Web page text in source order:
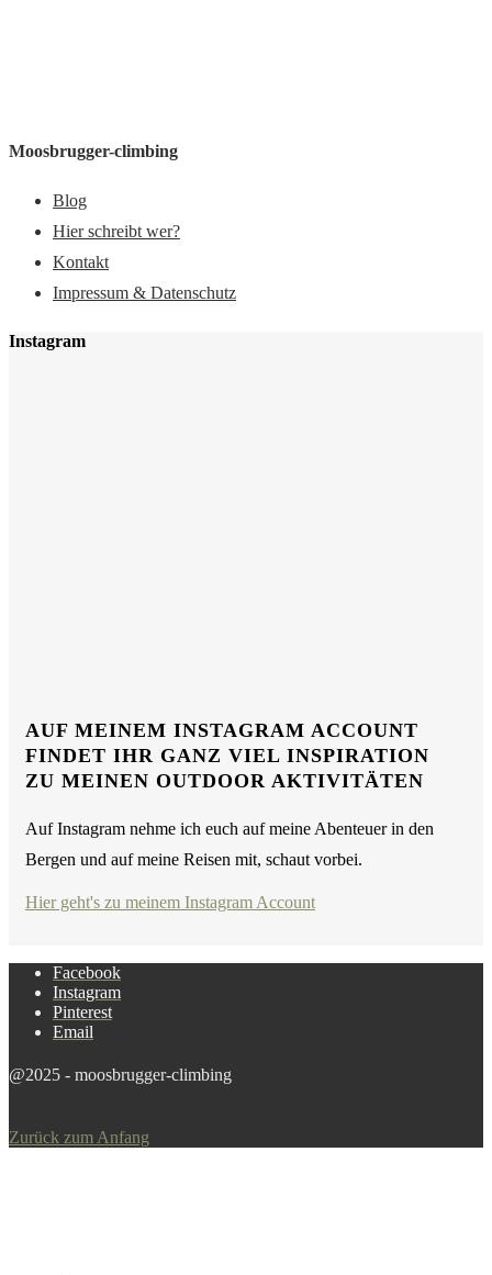
Moosbrugger-climbing
Blog
Hier schreibt wer?
Kontakt
Impressum & Datenschutz
Instagram
AUF MEINEM INSTAGRAM ACCOUNT
FINDET IHR GANZ VIEL INSPIRATION
ZU MEINEN OUTDOOR AKTIVITÄTEN
Auf Instagram nehme ich euch auf meine Abenteuer in den
Bergen und auf meine Reisen mit, schaut vorbei.
Hier geht's zu meinem Instagram Account
Facebook
Instagram
Pinterest
Email
@2025 - moosbrugger-climbing
Zurück zum Anfang